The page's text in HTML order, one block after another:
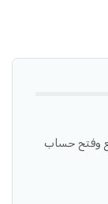
وفتح حساب